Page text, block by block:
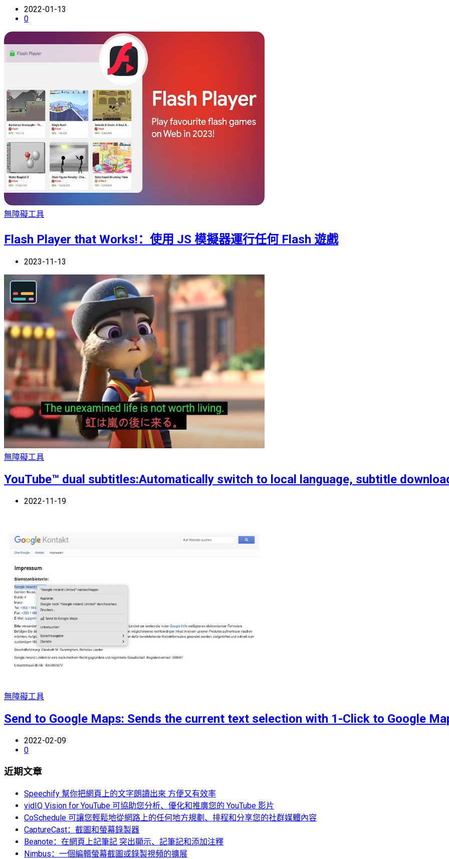
2022-01-13
0
無障礙工具
Flash Player that Works!：使用 JS 模擬器運行任何 Flash 遊戲
2023-11-13
無障礙工具
YouTube™ dual subtitles:Automatically switch to local language, subtitle
2022-11-19
無障礙工具
Send to Google Maps: Sends the current text selection with 1-Click to Google
2022-02-09
0
近期文章
Speechify 幫你把網頁上的文字朗讀出來 方便又有效率
vidIQ Vision for YouTube 可協助您分析、優化和推廣您的 YouTube 影片
CoSchedule 可讓您輕鬆地從網路上的任何地方規劃、排程和分享您的社群媒體內容
CaptureCast：截圖和螢幕錄製器
Beanote：在網頁上記筆記 突出顯示、記筆記和添加注釋
Nimbus：一個編輯螢幕截圖或錄製視頻的擴展